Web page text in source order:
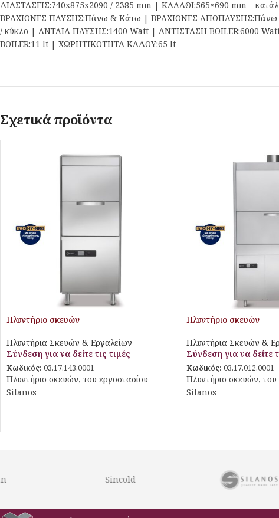
ΔΙΑΣΤΑΣΕΙΣ:740x875x2090 / 2385 mm | ΚΑΛΑΘΙ:565×690 mm –
ΒΡΑΧΙΟΝΕΣ ΠΛΥΣΗΣ:Πάνω & Κάτω | ΒΡΑΧΙΟΝΕΣ
/ κύκλο | ΑΝΤΛΙΑ ΠΛΥΣΗΣ:1400 Watt | ΑΝΤΙΣΤΑΣΗ BOILER:6000
BOILER:11 lt | ΧΩΡΗΤΙΚΟΤΗΤΑ ΚΑΔΟΥ:65 lt
Σχετικά προϊόντα
Πλυντήριο σκευών
Πλυντήρια Σκευών & Εργαλείων
Σύνδεση για να δείτε τις τιμές
Κωδικός: 03.17.143.0001
Πλυντήριο σκευών, του εργοστασίου
Silanos
Πλυντήριο σκευών
Πλυντήρια Σκευών &
Σύνδεση για να δείτε
Κωδικός: 03.17.012.0001
Πλυντήριο σκευών, του
Silanos